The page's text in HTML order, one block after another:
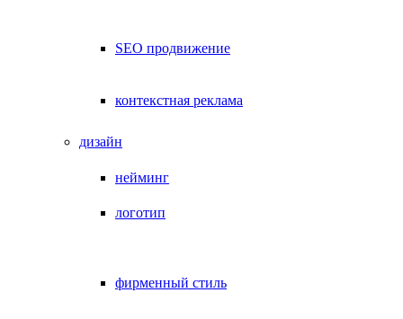
SEO продвижение
контекстная реклама
дизайн
нейминг
логотип
фирменный стиль